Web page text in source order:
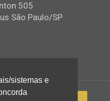
505
São Paulo/SP
sistemas e